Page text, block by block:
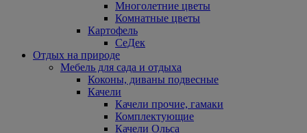
Многолетние цветы
Комнатные цветы
Картофель
СеДек
Отдых на природе
Мебель для сада и отдыха
Коконы, диваны подвесные
Качели
Качели прочие, гамаки
Комплектующие
Качели Ольса